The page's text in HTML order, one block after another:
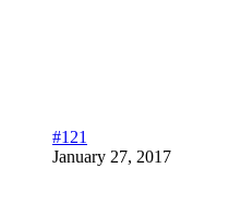
#121
January 27, 2017